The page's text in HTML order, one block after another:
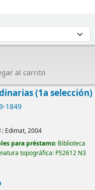
al carrito
(1a selección)
1849
: Edimat,2004
para préstamo: Biblioteca
topográfica: PS2612 N3